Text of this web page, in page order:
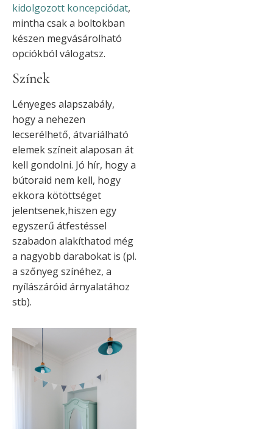
kidolgozott koncepciódat,
mintha csak a boltokban
készen megvásárolható
opciókból válogatsz.
Színek
Lényeges alapszabály,
hogy a nehezen
lecserélhető, átvariálható
elemek színeit alaposan át
kell gondolni. Jó hír, hogy a
bútoraid nem kell, hogy
ekkora kötöttséget
jelentsenek,hiszen egy
egyszerű átfestéssel
szabadon alakíthatod még
a nagyobb darabokat is (pl.
a szőnyeg színéhez, a
nyílászáróid árnyalatához
stb).